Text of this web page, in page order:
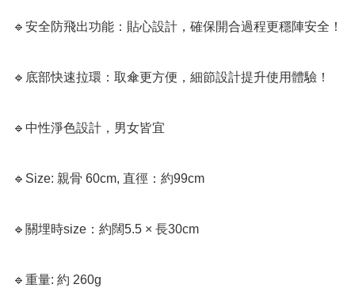
🔹安全防飛出功能：貼心設計，確保開合過程更穩陣安全！
🔹底部快速拉環：取傘更方便，細節設計提升使用體驗！
🔹中性淨色設計，男女皆宜
🔹Size: 親骨 60cm, 直徑：約99cm
🔹關埋時size：約闊5.5 × 長30cm
🔹重量: 約 260g